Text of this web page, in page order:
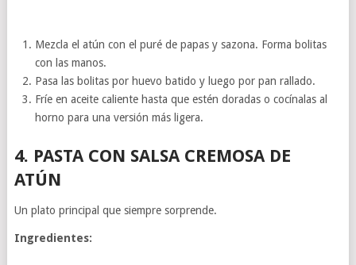
Mezcla el atún con el puré de papas y sazona. Forma bolitas
con las manos.
Pasa las bolitas por huevo batido y luego por pan rallado.
Fríe en aceite caliente hasta que estén doradas o cocínalas al
horno para una versión más ligera.
4. PASTA CON SALSA CREMOSA DE
ATÚN
Un plato principal que siempre sorprende.
Ingredientes: